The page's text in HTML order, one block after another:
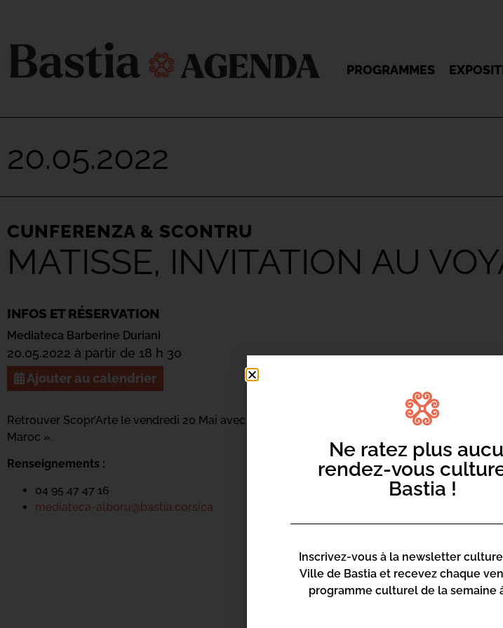
PROGRAMMES
20.05.2022
CUNFERENZA & SCONTRU
MATISSE, INVITATION AU
INFOS ET RÉSERVATION
Mediateca Barberine Duriani
20.05.2022 à partir de 18 h 30
Ajouter au calendrier
Retrouver Scopr’Arte le vendredi 20 Mai avec Janine Vittori « Matisse, invitation au voyage (2) :
Maroc ».
Renseignements :
04 95 47 47 16
mediateca-alboru@bastia.corsica
Ne ratez plus
rendez-vous
Bastia !
Inscrivez-vous à la newsletter
Ville de Bastia et recevez chaque
programme culturel de la semaine